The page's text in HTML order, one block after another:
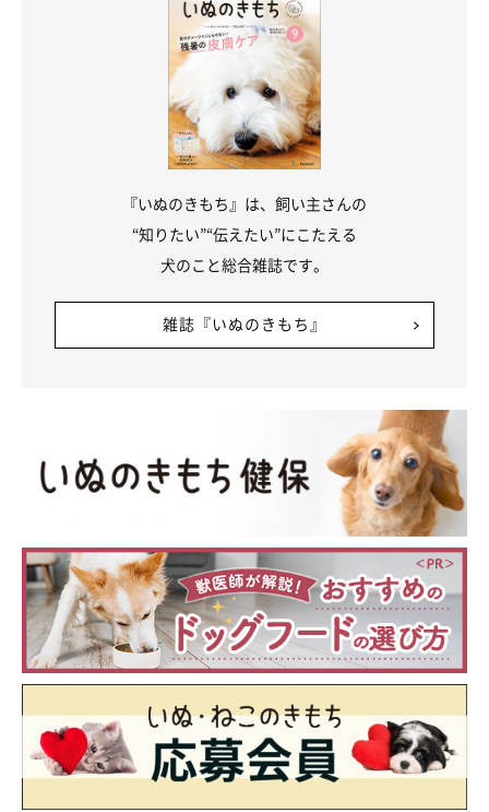
定期的な健康診断を受ける
といった習慣をつけることで愛犬の体調を把握して、いち早く体
調の変化に気がつけるようにするとよいでしょう。
シニア犬と暮らす飼い主さんは、愛犬が夏を元気に乗り切るため
の参考にしてくださいね。
※写真は「いぬのきもちアプリ」で投稿されたものです
獣医師監修｜老犬（シニア犬）がご飯を食べな
い理由と対処法を解説
老犬になると以前と比べてご飯を食べなくなるのはなぜでしょう。
今回は、老犬がご飯を食べない理由や、老犬にご飯を食べさせるた
めの工夫、ケース別の原因・対処法などについてご紹介します。老
犬のお世話の参考にしてください。
『いぬのきもち』は、飼い主さんの
“知りたい”“伝えたい”にこたえる
犬のこと総合雑誌です。
雑誌『いぬのきもち』